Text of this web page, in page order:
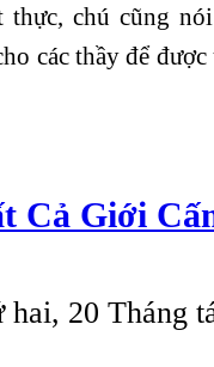
chú cũng
các thầy để
Cả Giới
hai, 20 Tháng